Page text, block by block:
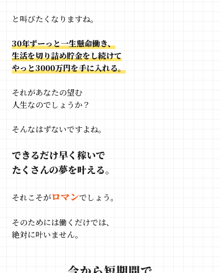
と叫びたくなりますね。
30年ずーっと一生懸命働き、
生活を切り詰め貯金をし続けて
やっと3000万円を手に入れる。
それがあなたの望む
人生なのでしょうか？
そんなはずないですよね。
できるだけ早く稼いで
たくさんの夢を叶える。
それこそがロマンでしょう。
そのためには働くだけでは、
絶対に叶いません。